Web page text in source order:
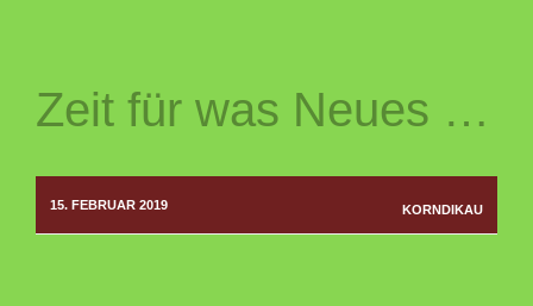
Zeit für was Neues …
15. FEBRUAR 2019 KORNDIKAU